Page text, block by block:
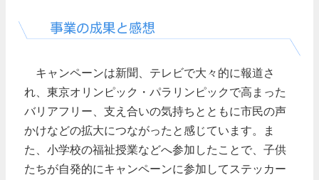
キャンペーンは新聞、テレビで大々的に報道さ
れ、東京オリンピック・パラリンピックで高まった
バリアフリー、支え合いの気持ちとともに市民の声
かけなどの拡大につながったと感じています。ま
た、小学校の福祉授業などへ参加したことで、子供
たちが自発的にキャンペーンに参加してステッカー